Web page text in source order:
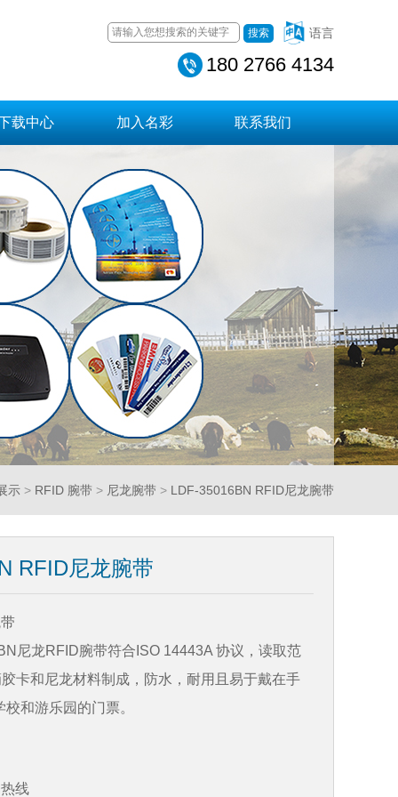
搜索 语言
180 2766 4134
载中心 加入名彩 联系我们
示 > RFID 腕带 > 尼龙腕带 > LDF-35016BN RFID尼龙腕带
RFID尼龙腕带
尼龙RFID腕带符合ISO 14443A 协议，读取范
卡和尼龙材料制成，防水，耐用且易于戴在手
和游乐园的门票。
线